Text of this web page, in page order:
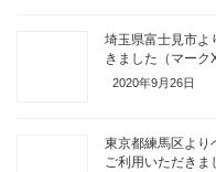
埼玉県富士見市よ
きました（マーク
2020年9月26日
東京都練馬区より
ご利用いただきま